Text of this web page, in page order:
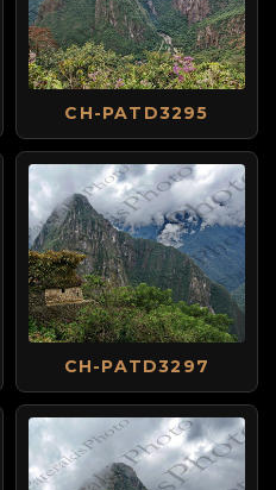
CH-PATD3295
CH-PATD3297